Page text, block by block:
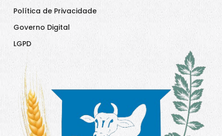
Política de Privacidade
Governo Digital
LGPD